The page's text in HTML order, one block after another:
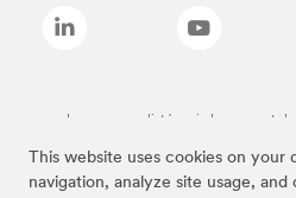
This website uses cookies on your
navigation, analyze site usage,
Les marques listées ci-dessus sont